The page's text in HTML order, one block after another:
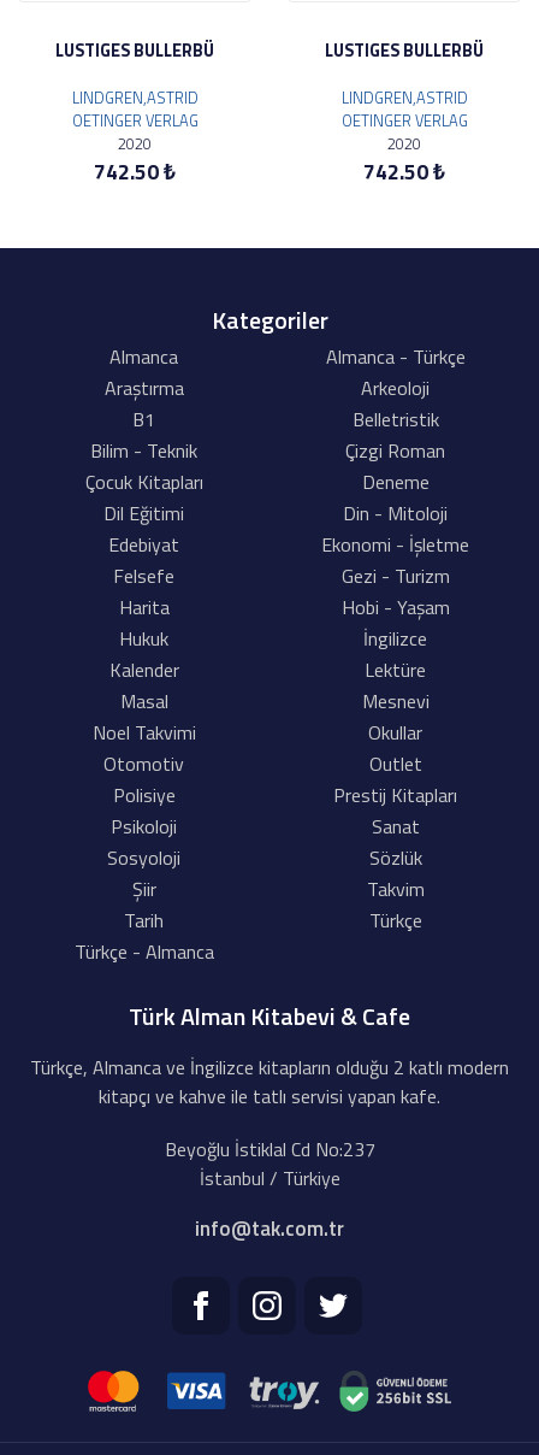
LUSTIGES BULLERBÜ
LINDGREN,ASTRID
OETINGER VERLAG
2020
742.50 ₺
LUSTIGES BULLERBÜ
LINDGREN,ASTRID
OETINGER VERLAG
2020
742.50 ₺
Kategoriler
Almanca
Almanca - Türkçe
Araştırma
Arkeoloji
B1
Belletristik
Bilim - Teknik
Çizgi Roman
Çocuk Kitapları
Deneme
Dil Eğitimi
Din - Mitoloji
Edebiyat
Ekonomi - İşletme
Felsefe
Gezi - Turizm
Harita
Hobi - Yaşam
Hukuk
İngilizce
Kalender
Lektüre
Masal
Mesnevi
Noel Takvimi
Okullar
Otomotiv
Outlet
Polisiye
Prestij Kitapları
Psikoloji
Sanat
Sosyoloji
Sözlük
Şiir
Takvim
Tarih
Türkçe
Türkçe - Almanca
Türk Alman Kitabevi & Cafe
Türkçe, Almanca ve İngilizce kitapların olduğu 2 katlı modern
kitapçı ve kahve ile tatlı servisi yapan kafe.
Beyoğlu İstiklal Cd No:237
İstanbul / Türkiye
info@tak.com.tr